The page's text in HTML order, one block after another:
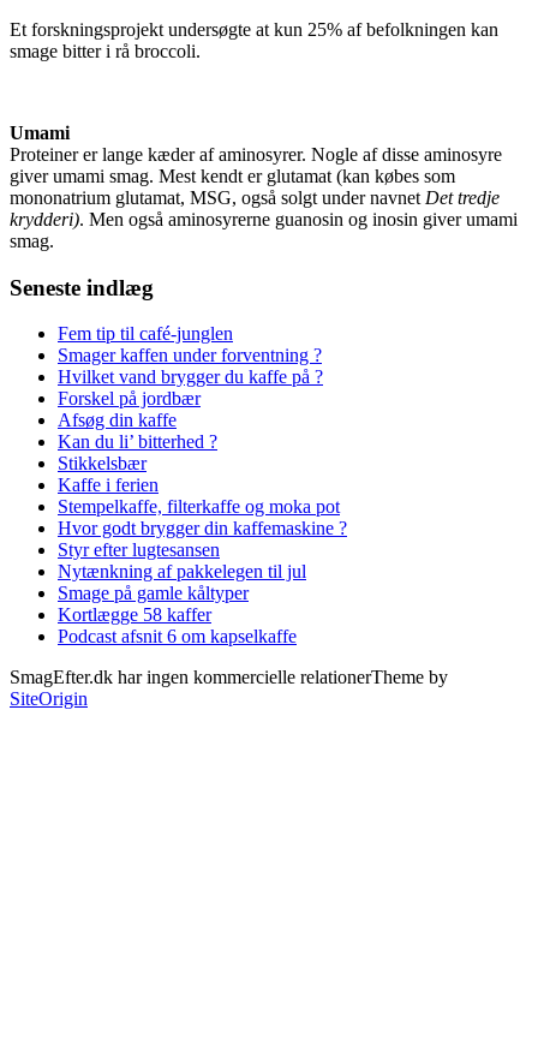
Et forskningsprojekt undersøgte at kun 25% af befolkningen kan
smage bitter i rå broccoli.
Umami
Proteiner er lange kæder af aminosyrer. Nogle af disse aminosyre
giver umami smag. Mest kendt er glutamat (kan købes som
mononatrium glutamat, MSG, også solgt under navnet Det tredje
krydderi). Men også aminosyrerne guanosin og inosin giver umami
smag.
Seneste indlæg
Fem tip til café-junglen
Smager kaffen under forventning ?
Hvilket vand brygger du kaffe på ?
Forskel på jordbær
Afsøg din kaffe
Kan du li’ bitterhed ?
Stikkelsbær
Kaffe i ferien
Stempelkaffe, filterkaffe og moka pot
Hvor godt brygger din kaffemaskine ?
Styr efter lugtesansen
Nytænkning af pakkelegen til jul
Smage på gamle kåltyper
Kortlægge 58 kaffer
Podcast afsnit 6 om kapselkaffe
SmagEfter.dk har ingen kommercielle relationerTheme by
SiteOrigin